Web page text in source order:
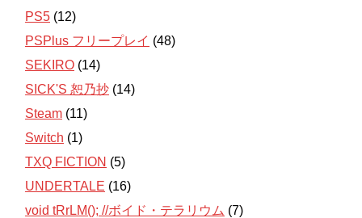
PS5 (12)
PSPlus フリープレイ (48)
SEKIRO (14)
SICK'S 恕乃抄 (14)
Steam (11)
Switch (1)
TXQ FICTION (5)
UNDERTALE (16)
void tRrLM(); //ボイド・テラリウム (7)